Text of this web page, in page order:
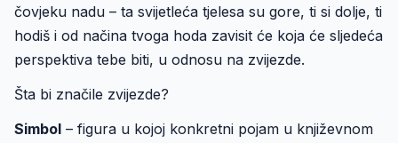
čovjeku nadu – ta svijetleća tjelesa su gore, ti si dolje, ti
hodiš i od načina tvoga hoda zavisit će koja će sljedeća
perspektiva tebe biti, u odnosu na zvijezde.
Šta bi značile zvijezde?
Simbol – figura u kojoj konkretni pojam u književnom